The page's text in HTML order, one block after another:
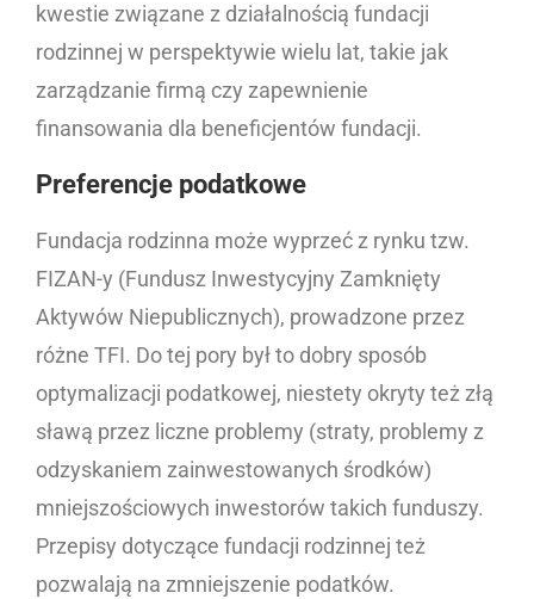
kwestie związane z działalnością fundacji
rodzinnej w perspektywie wielu lat, takie jak
zarządzanie firmą czy zapewnienie
finansowania dla beneficjentów fundacji.
Preferencje podatkowe
Fundacja rodzinna może wyprzeć z rynku tzw.
FIZAN-y (Fundusz Inwestycyjny Zamknięty
Aktywów Niepublicznych), prowadzone przez
różne TFI. Do tej pory był to dobry sposób
optymalizacji podatkowej, niestety okryty też złą
sławą przez liczne problemy (straty, problemy z
odzyskaniem zainwestowanych środków)
mniejszościowych inwestorów takich funduszy.
Przepisy dotyczące fundacji rodzinnej też
pozwalają na zmniejszenie podatków.